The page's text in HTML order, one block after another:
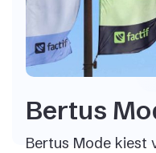
Bertus
Bertus Mode kiest